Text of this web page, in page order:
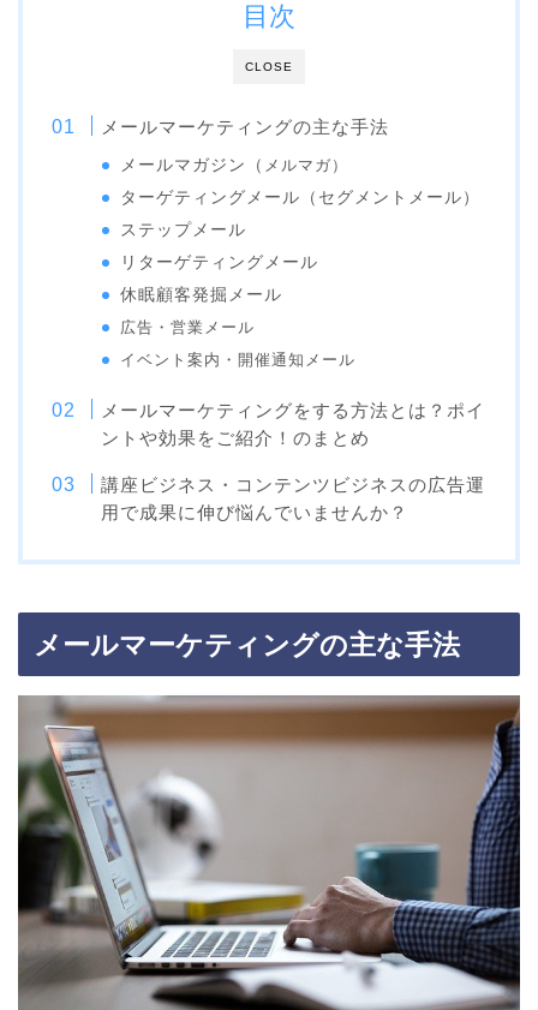
CLOSE
目次
メールマーケティングの主な手法
メールマガジン（ メルマガ）
ターゲティングメール （セグメントメール）
ステップメール
リターゲティングメール
休眠顧客発掘メール
広告・営業メール
イベント案内・開催通知メール
メールマーケティングをする方法とは？ポイ
ントや効果をご紹介！のまとめ
講座ビジネス・コンテンツビジネスの広告運
用で成果に伸び悩んでいませんか？
メールマーケティングの主な手法